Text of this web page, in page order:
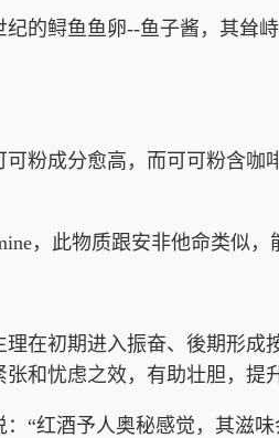
鲟鱼鱼卵--鱼子酱，其耸峙
成分愈高，而可可粉含咖
，此物质跟安非他命类似，
初期进入振奋、後期形成
和忧虑之效，有助壮胆，提
红酒予人奥秘感觉，其滋味